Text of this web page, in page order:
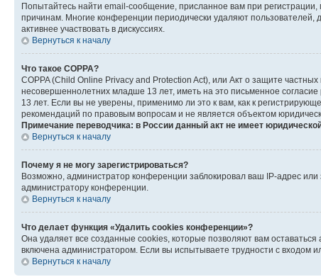
Попытайтесь найти email-сообщение, присланное вам при
причинам. Многие конференции периодически удаляют
активнее участвовать в дискуссиях.
Вернуться к началу
Что такое COPPA?
COPPA (Child Online Privacy and Protection Act), или Акт о защите
несовершеннолетних младше 13 лет, иметь на это письменное
13 лет. Если вы не уверены, применимо ли это к вам, как к
рекомендаций по правовым вопросам и не является объектом
Примечание переводчика: в России данный акт не имеет
Вернуться к началу
Почему я не могу зарегистрироваться?
Возможно, администратор конференции заблокировал ваш IP-адрес
администратору конференции.
Вернуться к началу
Что делает функция «Удалить cookies конференции»?
Она удаляет все созданные cookies, которые позволяют вам
включена администратором. Если вы испытываете трудности с входом
Вернуться к началу